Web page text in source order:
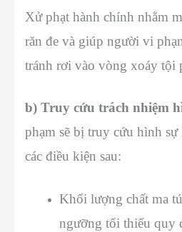
Xử phạt hành chính nhằm
răn đe và giúp người vi
tránh rơi vào vòng xoáy tội
b) Truy cứu trách nhiệm
phạm sẽ bị truy cứu hình
các điều kiện sau:
Khối lượng chất ma
ngưỡng tối thiểu quy